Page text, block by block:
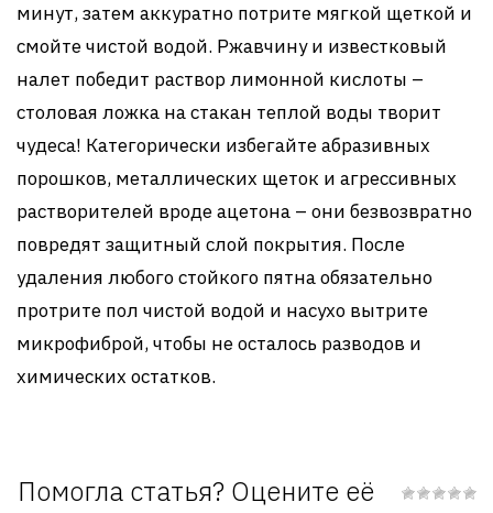
минут, затем аккуратно потрите мягкой щеткой и
смойте чистой водой. Ржавчину и известковый
налет победит раствор лимонной кислоты –
столовая ложка на стакан теплой воды творит
чудеса! Категорически избегайте абразивных
порошков, металлических щеток и агрессивных
растворителей вроде ацетона – они безвозвратно
повредят защитный слой покрытия. После
удаления любого стойкого пятна обязательно
протрите пол чистой водой и насухо вытрите
микрофиброй, чтобы не осталось разводов и
химических остатков.
Помогла статья? Оцените её